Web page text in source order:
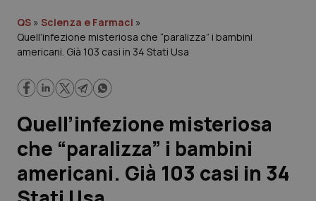
Governo e Parlamento
Regioni e Asl
Lavoro e Professioni
Scienza e Farmaci
Studi e Analisi
QS » Scienza e Farmaci »
Quell’infezione misteriosa che “paralizza” i bambini
americani. Già 103 casi in 34 Stati Usa
Quell’infezione misteriosa
che “paralizza” i bambini
americani. Già 103 casi in 34